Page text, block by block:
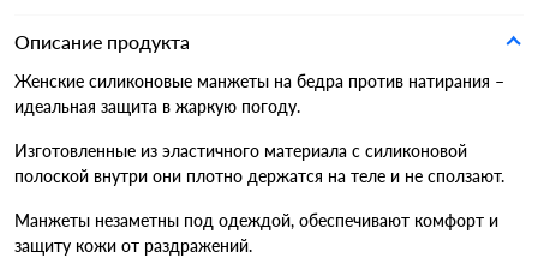
Описание продукта
Женские силиконовые манжеты на бедра против натирания –
идеальная защита в жаркую погоду.
Изготовленные из эластичного материала с силиконовой
полоской внутри они плотно держатся на теле и не сползают.
Манжеты незаметны под одеждой, обеспечивают комфорт и
защиту кожи от раздражений.